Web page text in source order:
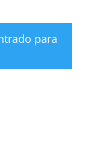
para